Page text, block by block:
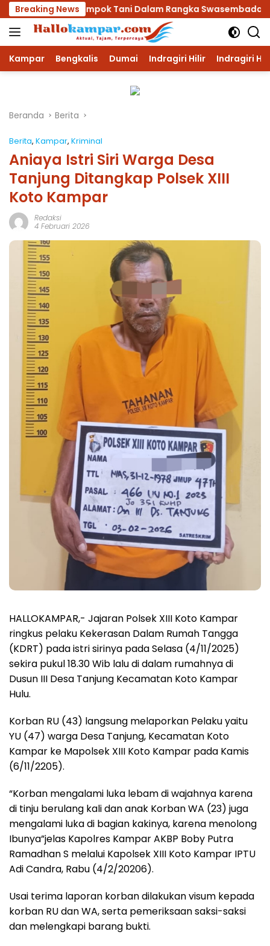
Langsung
ke
konten
Breaking News
Kelompok Tani Dalam Rangka Swasembada Pangan
Kampar Bengkalis Dumai Indragiri Hilir Indragiri
Beranda Berita
Berita, Kampar, Kriminal
Aniaya Istri Siri Warga Desa
Tanjung Ditangkap Polsek XIII
Koto Kampar
Redaksi
4 Februari 2026
HALLOKAMPAR,- Jajaran Polsek XIII Koto Kampar
ringkus pelaku Kekerasan Dalam Rumah Tangga
(KDRT) pada istri sirinya pada Selasa (4/11/2025)
sekira pukul 18.30 Wib lalu di dalam rumahnya di
Dusun III Desa Tanjung Kecamatan Koto Kampar
Hulu.
Korban RU (43) langsung melaporkan Pelaku yaitu
YU (47) warga Desa Tanjung, Kecamatan Koto
Kampar ke Mapolsek XIII Koto Kampar pada Kamis
(6/11/2205).
“Korban mengalami luka lebam di wajahnya karena
di tinju berulang kali dan anak Korban WA (23) juga
mengalami luka di bagian kakinya, karena menolong
Ibunya”jelas Kapolres Kampar AKBP Boby Putra
Ramadhan S melalui Kapolsek XIII Koto Kampar IPTU
Adi Candra, Rabu (4/2/20206).
Usai terima laporan korban dilakukan visum kepada
korban RU dan WA, serta pemeriksaan saksi-saksi
dan melengkapi barang bukti.